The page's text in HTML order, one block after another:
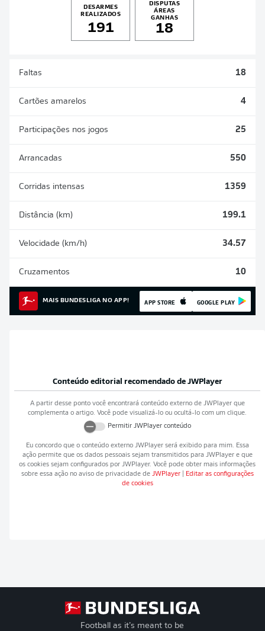
DESARMES
REALIZADOS
191
DISPUTAS
ÁREAS
GANHAS
18
Faltas 18
Cartões amarelos 4
Participações nos jogos 25
Arrancadas 550
Corridas intensas 1359
Distância (km) 199.1
Velocidade (km/h) 34.57
Cruzamentos 10
MAIS BUNDESLIGA NO APP! APP STORE GOOGLE PLAY
Conteúdo editorial recomendado de JWPlayer
A partir desse ponto você encontrará conteúdo externo de JWPlayerque
complementa o artigo. Você pode visualizá-lo ou ocultá-lo com um clique.
Permitir JWPlayerconteúdo
Eu concordo que o conteúdo externo JWPlayerserá exibido para mim. Essa
ação permite que os dados pessoais sejam transmitidos para JWPlayere que
os cookies sejam configurados por JWPlayer. Você pode obter mais informações
sobre essa ação no aviso de privacidade de JWPlayer
Editar as configurações
de cookies
Football as it’s meant to be